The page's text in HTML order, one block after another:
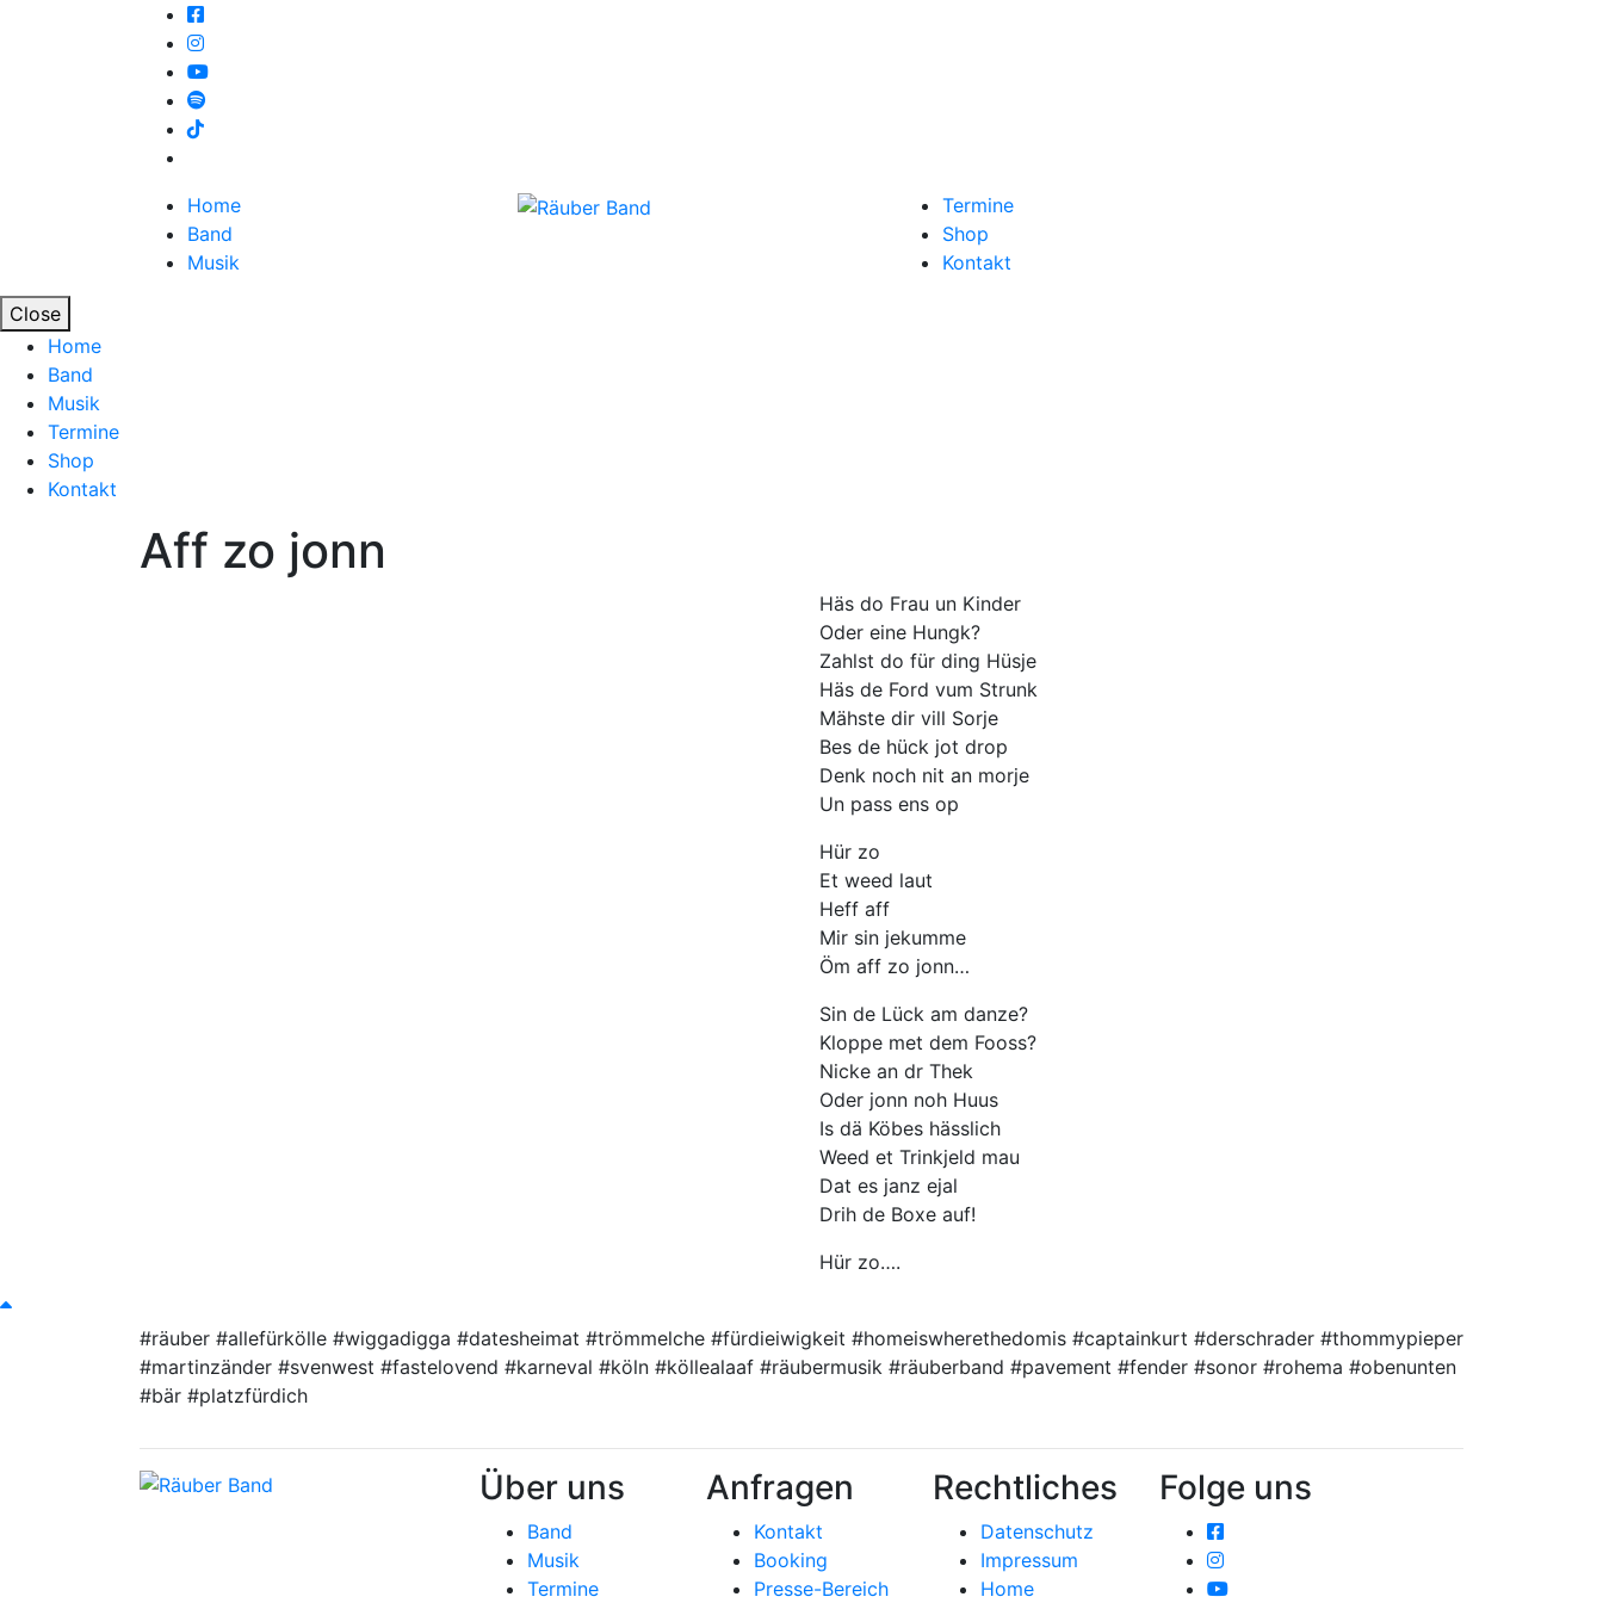
Home
Band
Musik
Termine
Shop
Kontakt
Close
Home
Band
Musik
Termine
Shop
Kontakt
Aff zo jonn
Häs do Frau un Kinder
Oder eine Hungk?
Zahlst do für ding Hüsje
Häs de Ford vum Strunk
Mähste dir vill Sorje
Bes de hück jot drop
Denk noch nit an morje
Un pass ens op
Hür zo
Et weed laut
Heff aff
Mir sin jekumme
Öm aff zo jonn…
Sin de Lück am danze?
Kloppe met dem Fooss?
Nicke an dr Thek
Oder jonn noh Huus
Is dä Köbes hässlich
Weed et Trinkjeld mau
Dat es janz ejal
Drih de Boxe auf!
Hür zo….
#räuber #allefürkölle #wiggadigga #datesheimat #trömmelche #fürdieiwigkeit #homeiswherethedomis #captainkurt #derschrader #thommypieper
#martinzänder #svenwest #fastelovend #karneval #köln #köllealaaf #räubermusik #räuberband #pavement #fender #sonor #rohema #obenunten
#bär #platzfürdich
Über uns
Band
Musik
Termine
Anfragen
Kontakt
Booking
Presse-Bereich
Rechtliches
Datenschutz
Impressum
Home
Folge uns